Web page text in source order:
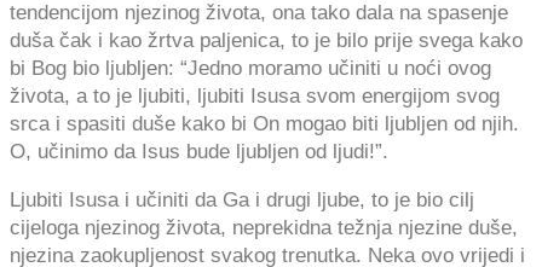
tendencijom njezinog života, ona tako dala na spasenje
duša čak i kao žrtva paljenica, to je bilo prije svega kako
bi Bog bio ljubljen: “Jedno moramo učiniti u noći ovog
života, a to je ljubiti, ljubiti Isusa svom energijom svog
srca i spasiti duše kako bi On mogao biti ljubljen od njih.
O, učinimo da Isus bude ljubljen od ljudi!”.
Ljubiti Isusa i učiniti da Ga i drugi ljube, to je bio cilj
cijeloga njezinog života, neprekidna težnja njezine duše,
njezina zaokupljenost svakog trenutka. Neka ovo vrijedi i